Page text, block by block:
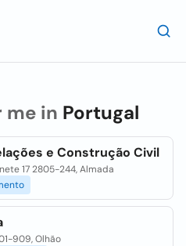
me in Portugal
e Construção Civil
17 2805-244, Almada
909, Olhão